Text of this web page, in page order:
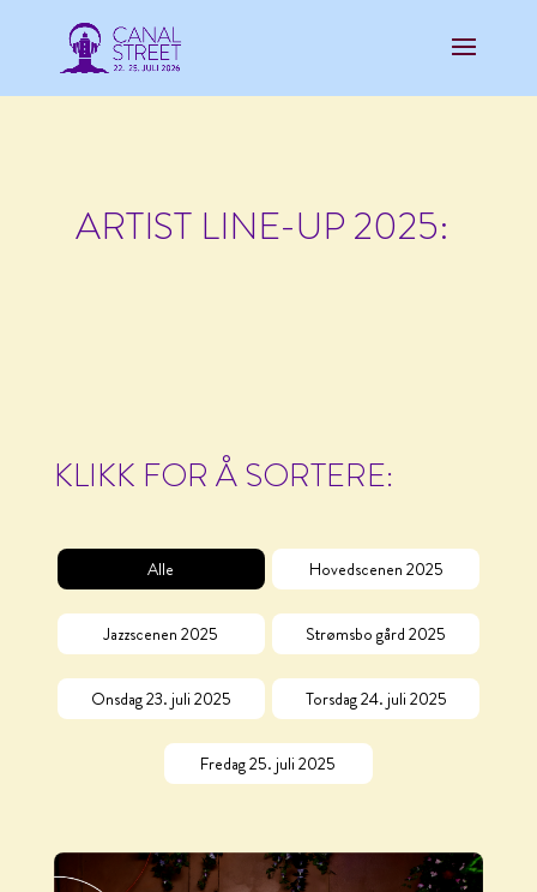
ARTIST LINE-UP 2025:
KLIKK FOR Å SORTERE:
Alle Hovedscenen 2025
Jazzscenen 2025 Strømsbo gård 2025
Onsdag 23. juli 2025 Torsdag 24. juli 2025
Fredag 25. juli 2025